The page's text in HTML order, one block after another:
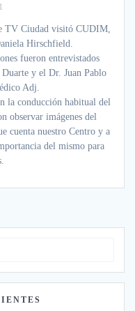
TV Ciudad visitó CUDIM,
Hirschfield.
fueron entrevistados
y el Dr. Juan Pablo
Adj.
la conducción habitual del
observar imágenes del
cuenta nuestro Centro y a
del mismo para